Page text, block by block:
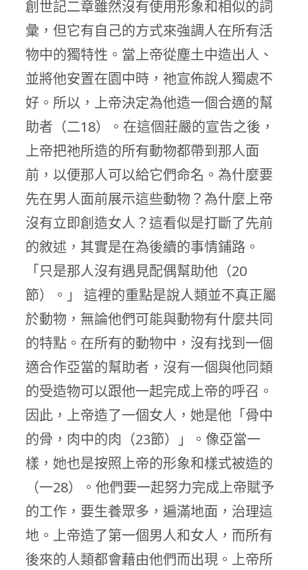
創世記二章雖然沒有使用形象和相似的詞
彙，但它有自己的方式來強調人在所有活
物中的獨特性。當上帝從塵土中造出人、
並將他安置在園中時，祂宣佈說人獨處不
好。所以，上帝決定為他造一個合適的幫
助者（二18）。在這個莊嚴的宣告之後，
上帝把祂所造的所有動物都帶到那人面
前，以便那人可以給它們命名。為什麼要
先在男人面前展示這些動物？為什麼上帝
沒有立即創造女人？這看似是打斷了先前
的敘述，其實是在為後續的事情鋪路。
「只是那人沒有遇見配偶幫助他（20
節）。」 這裡的重點是說人類並不真正屬
於動物，無論他們可能與動物有什麼共同
的特點。在所有的動物中，沒有找到一個
適合作亞當的幫助者，沒有一個與他同類
的受造物可以跟他一起完成上帝的呼召。
因此，上帝造了一個女人，她是他「骨中
的骨，肉中的肉（23節）」。像亞當一
樣，她也是按照上帝的形象和樣式被造的
（一28）。他們要一起努力完成上帝賦予
的工作，要生養眾多，遍滿地面，治理這
地。上帝造了第一個男人和女人，而所有
後來的人類都會藉由他們而出現。上帝所